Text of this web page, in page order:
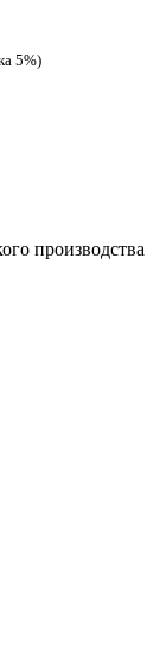
5%)
производства